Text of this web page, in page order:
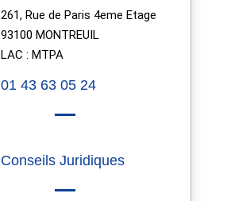
261, Rue de Paris 4eme Etage
93100 MONTREUIL
LAC : MTPA
01 43 63 05 24
Conseils Juridiques